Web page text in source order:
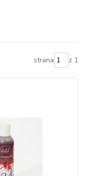
strana z 1